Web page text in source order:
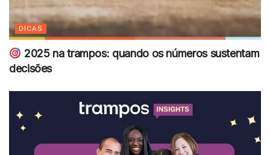
DICAS
2025 na trampos: quando os números sustentam
decisões